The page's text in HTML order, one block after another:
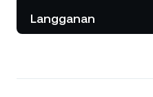
Langganan